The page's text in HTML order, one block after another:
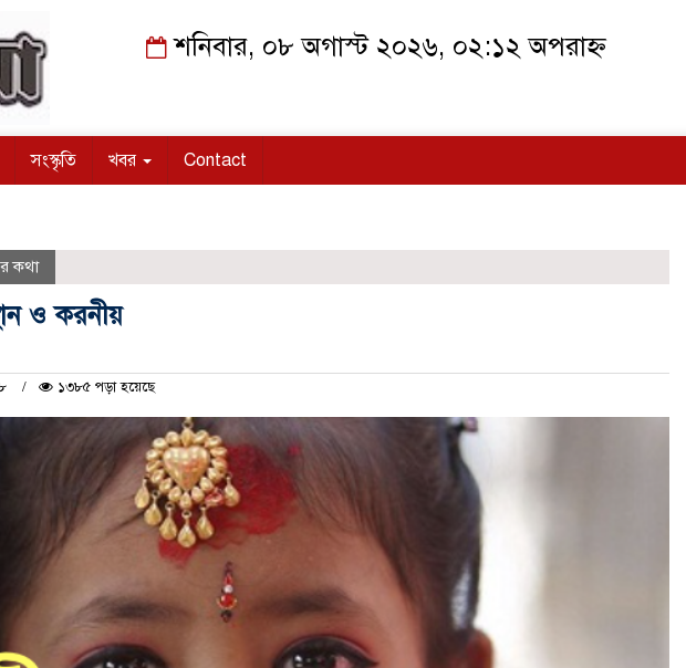
শনিবার, ০৮ অগাস্ট ২০২৬, ০২:১২ অপরাহ্ন
সংস্কৃতি খবর Contact
কথা
‌ও করনীয়
১৩৮৫ পড়া হয়েছে